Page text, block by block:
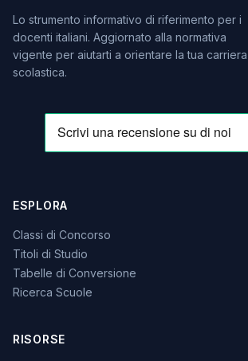
Lo strumento informativo di riferimento per i
docenti italiani. Aggiornato alla normativa
vigente per aiutarti a orientare la tua carriera
scolastica.
ESPLORA
Classi di Concorso
Titoli di Studio
Tabelle di Conversione
Ricerca Scuole
RISORSE